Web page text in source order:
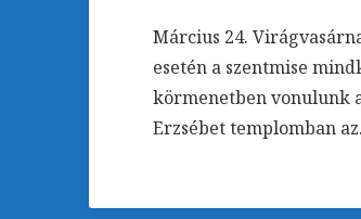
Március 24.
esetén a szentmise
körmenetben vonulunk
Erzsébet templomban